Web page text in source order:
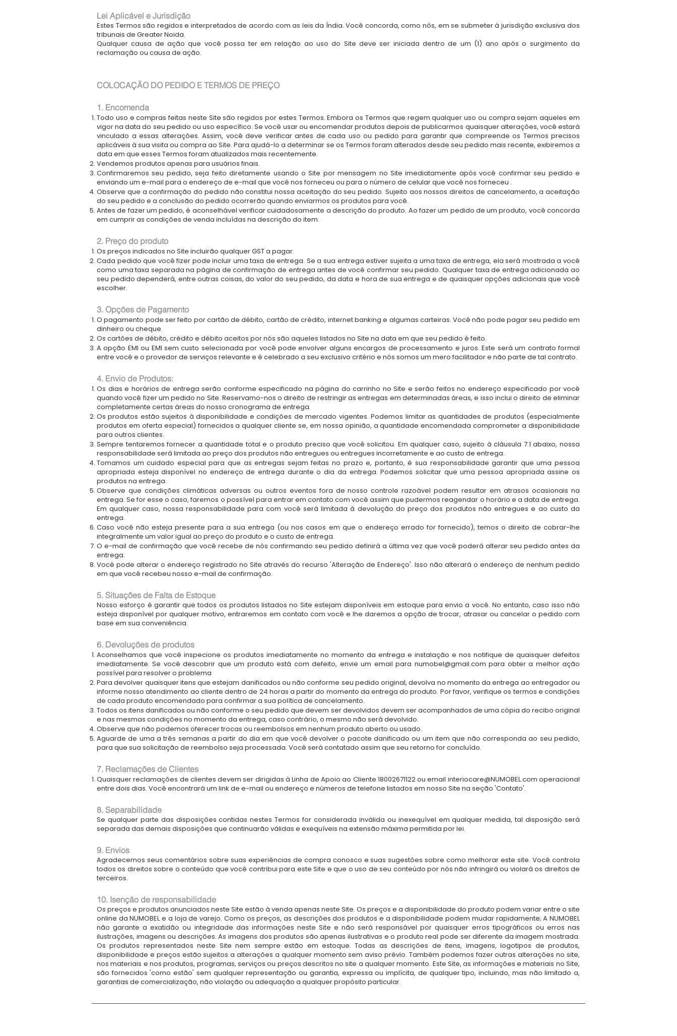
Lei Aplicável e Jurisdição
Estes Termos são regidos e interpretados de acordo com as leis da Índia. Você concorda, como nós, em se submeter à jurisdição exclusiva dos
tribunais de Greater Noida.
Qualquer causa de ação que você possa ter em relação ao uso do Site deve ser iniciada dentro de um (1) ano após o surgimento da
reclamação ou causa de ação.
COLOCAÇÃO DO PEDIDO E TERMOS DE PREÇO
1. Encomenda
Todo uso e compras feitas neste Site são regidos por estes Termos. Embora os Termos que regem qualquer uso ou compra sejam aqueles em
vigor na data do seu pedido ou uso específico. Se você usar ou encomendar produtos depois de publicarmos quaisquer alterações, você estará
vinculado a essas alterações. Assim, você deve verificar antes de cada uso ou pedido para garantir que compreende os Termos precisos
aplicáveis à sua visita ou compra ao Site. Para ajudá-lo a determinar se os Termos foram alterados desde seu pedido mais recente, exibiremos a
data em que esses Termos foram atualizados mais recentemente.
Vendemos produtos apenas para usuários finais.
Confirmaremos seu pedido, seja feito diretamente usando o Site por mensagem no Site imediatamente após você confirmar seu pedido e
enviando um e-mail para o endereço de e-mail que você nos forneceu ou para o número de celular que você nos forneceu .
Observe que a confirmação do pedido não constitui nossa aceitação do seu pedido. Sujeito aos nossos direitos de cancelamento, a aceitação
do seu pedido e a conclusão do pedido ocorrerão quando enviarmos os produtos para você.
Antes de fazer um pedido, é aconselhável verificar cuidadosamente a descrição do produto. Ao fazer um pedido de um produto, você concorda
em cumprir as condições de venda incluídas na descrição do item.
2. Preço do produto
Os preços indicados no Site incluirão qualquer GST a pagar.
Cada pedido que você fizer pode incluir uma taxa de entrega. Se a sua entrega estiver sujeita a uma taxa de entrega, ela será mostrada a você
como uma taxa separada na página de confirmação de entrega antes de você confirmar seu pedido. Qualquer taxa de entrega adicionada ao
seu pedido dependerá, entre outras coisas, do valor do seu pedido, da data e hora de sua entrega e de quaisquer opções adicionais que você
escolher.
3. Opções de Pagamento
O pagamento pode ser feito por cartão de débito, cartão de crédito, internet banking e algumas carteiras. Você não pode pagar seu pedido em
dinheiro ou cheque.
Os cartões de débito, crédito e débito aceitos por nós são aqueles listados no Site na data em que seu pedido é feito.
A opção EMI ou EMI sem custo selecionada por você pode envolver alguns encargos de processamento e juros. Este será um contrato formal
entre você e o provedor de serviços relevante e é celebrado a seu exclusivo critério e nós somos um mero facilitador e não parte de tal contrato.
4. Envio de Produtos:
Os dias e horários de entrega serão conforme especificado na página do carrinho no Site e serão feitos no endereço especificado por você
quando você fizer um pedido no Site. Reservamo-nos o direito de restringir as entregas em determinadas áreas, e isso inclui o direito de eliminar
completamente certas áreas do nosso cronograma de entrega.
Os produtos estão sujeitos à disponibilidade e condições de mercado vigentes. Podemos limitar as quantidades de produtos (especialmente
produtos em oferta especial) fornecidos a qualquer cliente se, em nossa opinião, a quantidade encomendada comprometer a disponibilidade
para outros clientes.
Sempre tentaremos fornecer a quantidade total e o produto preciso que você solicitou. Em qualquer caso, sujeito à cláusula 7.1 abaixo, nossa
responsabilidade será limitada ao preço dos produtos não entregues ou entregues incorretamente e ao custo de entrega.
Tomamos um cuidado especial para que as entregas sejam feitas no prazo e, portanto, é sua responsabilidade garantir que uma pessoa
apropriada esteja disponível no endereço de entrega durante o dia da entrega. Podemos solicitar que uma pessoa apropriada assine os
produtos na entrega.
Observe que condições climáticas adversas ou outros eventos fora de nosso controle razoável podem resultar em atrasos ocasionais na
entrega. Se for esse o caso, faremos o possível para entrar em contato com você assim que pudermos reagendar o horário e a data de entrega.
Em qualquer caso, nossa responsabilidade para com você será limitada à devolução do preço dos produtos não entregues e ao custo da
entrega.
Caso você não esteja presente para a sua entrega (ou nos casos em que o endereço errado for fornecido), temos o direito de cobrar-lhe
integralmente um valor igual ao preço do produto e o custo de entrega.
O e-mail de confirmação que você recebe de nós confirmando seu pedido definirá a última vez que você poderá alterar seu pedido antes da
entrega.
Você pode alterar o endereço registrado no Site através do recurso 'Alteração de Endereço'. Isso não alterará o endereço de nenhum pedido
em que você recebeu nosso e-mail de confirmação.
5. Situações de Falta de Estoque
Nosso esforço é garantir que todos os produtos listados no Site estejam disponíveis em estoque para envio a você. No entanto, caso isso não
esteja disponível por qualquer motivo, entraremos em contato com você e lhe daremos a opção de trocar, atrasar ou cancelar o pedido com
base em sua conveniência.
6. Devoluções de produtos
Aconselhamos que você inspecione os produtos imediatamente no momento da entrega e instalação e nos notifique de quaisquer defeitos
imediatamente. Se você descobrir que um produto está com defeito, envie um email para numobel@gmail.com para obter a melhor ação
possível para resolver o problema
Para devolver quaisquer itens que estejam danificados ou não conforme seu pedido original, devolva no momento da entrega ao entregador ou
informe nosso atendimento ao cliente dentro de 24 horas a partir do momento da entrega do produto. Por favor, verifique os termos e condições
de cada produto encomendado para confirmar a sua política de cancelamento.
Todos os itens danificados ou não conforme o seu pedido que devem ser devolvidos devem ser acompanhados de uma cópia do recibo original
e nas mesmas condições no momento da entrega, caso contrário, o mesmo não será devolvido.
Observe que não podemos oferecer trocas ou reembolsos em nenhum produto aberto ou usado.
Aguarde de uma a três semanas a partir do dia em que você devolver o pacote danificado ou um item que não corresponda ao seu pedido,
para que sua solicitação de reembolso seja processada. Você será contatado assim que seu retorno for concluído.
7. Reclamações de Clientes
Quaisquer reclamações de clientes devem ser dirigidas à Linha de Apoio ao Cliente 18002671122 ou email interiocare@NUMOBEL.com operacional
entre dois dias. Você encontrará um link de e-mail ou endereço e números de telefone listados em nosso Site na seção 'Contato'.
8. Separabilidade
Se qualquer parte das disposições contidas nestes Termos for considerada inválida ou inexequível em qualquer medida, tal disposição será
separada das demais disposições que continuarão válidas e exequíveis na extensão máxima permitida por lei.
9. Envios
Agradecemos seus comentários sobre suas experiências de compra conosco e suas sugestões sobre como melhorar este site. Você controla
todos os direitos sobre o conteúdo que você contribui para este Site e que o uso de seu conteúdo por nós não infringirá ou violará os direitos de
terceiros.
10. Isenção de responsabilidade
Os preços e produtos anunciados neste Site estão à venda apenas neste Site. Os preços e a disponibilidade do produto podem variar entre o site
online da NUMOBEL e a loja de varejo. Como os preços, as descrições dos produtos e a disponibilidade podem mudar rapidamente; A NUMOBEL
não garante a exatidão ou integridade das informações neste Site e não será responsável por quaisquer erros tipográficos ou erros nas
ilustrações, imagens ou descrições. As imagens dos produtos são apenas ilustrativas e o produto real pode ser diferente da imagem mostrada.
Os produtos representados neste Site nem sempre estão em estoque. Todas as descrições de itens, imagens, logotipos de produtos,
disponibilidade e preços estão sujeitos a alterações a qualquer momento sem aviso prévio. Também podemos fazer outras alterações no site,
nos materiais e nos produtos, programas, serviços ou preços descritos no site a qualquer momento. Este Site, as informações e materiais no Site,
são fornecidos 'como estão' sem qualquer representação ou garantia, expressa ou implícita, de qualquer tipo, incluindo, mas não limitado a,
garantias de comercialização, não violação ou adequação a qualquer propósito particular.